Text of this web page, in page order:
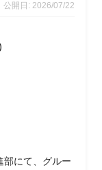
公開日: 2026/07/22
部にて、グルー